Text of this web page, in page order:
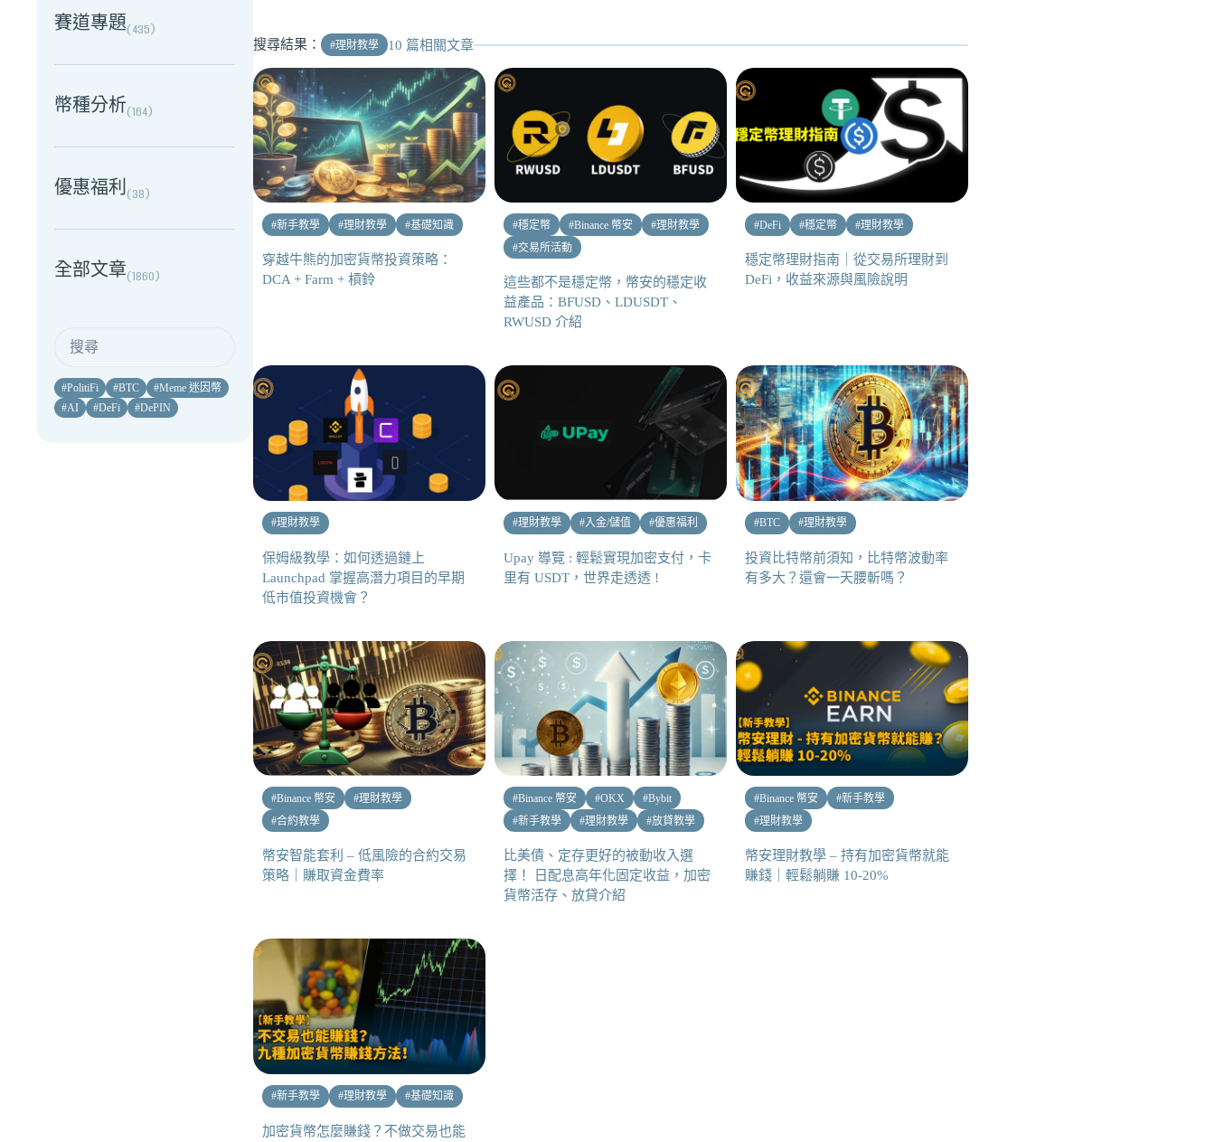
賽道專題(435)
幣種分析(164)
優惠福利(38)
全部文章(1860)
#PolitiFi #BTC #Meme 迷因幣
#AI #DeFi #DePIN
搜尋結果： #理財教學 10 篇相關文章
#新手教學 #理財教學 #基礎知識
穿越牛熊的加密貨幣投資策略：
DCA + Farm + 槓鈴
#穩定幣 #Binance 幣安 #理財教學
#交易所活動
這些都不是穩定幣，幣安的穩定收
益產品：BFUSD、LDUSDT、
RWUSD 介紹
#DeFi #穩定幣 #理財教學
穩定幣理財指南｜從交易所理財到
DeFi，收益來源與風險說明
#理財教學
保姆級教學：如何透過鏈上
Launchpad 掌握高潛力項目的早期
低市值投資機會？
#理財教學 #入金/儲值 #優惠福利
Upay 導覽 : 輕鬆實現加密支付，卡
里有 USDT，世界走透透 !
#BTC #理財教學
投資比特幣前須知，比特幣波動率
有多大？還會一天腰斬嗎？
#Binance 幣安 #理財教學
#合約教學
幣安智能套利 – 低風險的合約交易
策略｜賺取資金費率
#Binance 幣安 #OKX #Bybit
#新手教學 #理財教學 #放貸教學
比美債、定存更好的被動收入選
擇！ 日配息高年化固定收益，加密
貨幣活存、放貸介紹
#Binance 幣安 #新手教學
#理財教學
幣安理財教學 – 持有加密貨幣就能
賺錢｜輕鬆躺賺 10-20%
#新手教學 #理財教學 #基礎知識
加密貨幣怎麼賺錢？不做交易也能